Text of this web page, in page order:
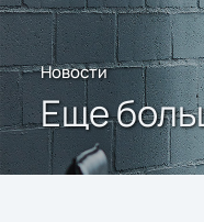
Новости
Еще